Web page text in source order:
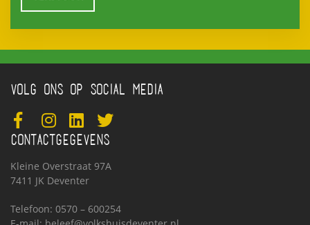
VOLG ONS OP SOCIAL MEDIA
CONTACTGEGEVENS
Kleine Overstraat 97A
7411 JK Deventer
Telefoon: 0570 – 600254